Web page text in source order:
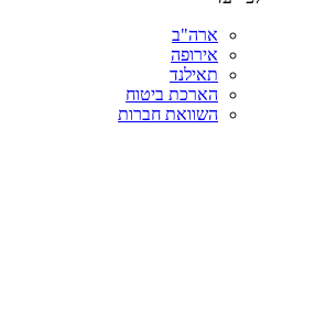
ארה"ב
אירופה
תאילנד
הארכת ביטוח
השוואת חברות